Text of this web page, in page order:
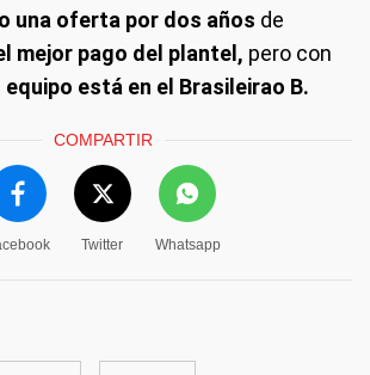
una oferta por dos años de
mejor pago del plantel, pero con
equipo está en el Brasileirao B.
COMPARTIR
Twitter Whatsapp